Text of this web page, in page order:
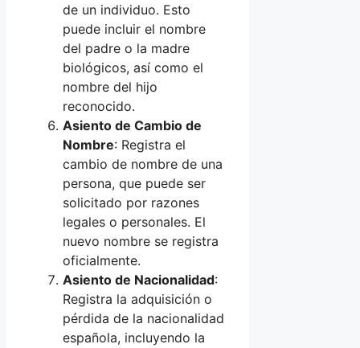
de un individuo. Esto
puede incluir el nombre
del padre o la madre
biológicos, así como el
nombre del hijo
reconocido.
Asiento de Cambio de
Nombre: Registra el
cambio de nombre de una
persona, que puede ser
solicitado por razones
legales o personales. El
nuevo nombre se registra
oficialmente.
Asiento de Nacionalidad:
Registra la adquisición o
pérdida de la nacionalidad
española, incluyendo la